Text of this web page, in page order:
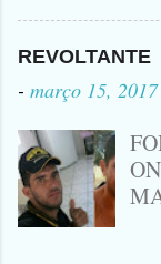
REVOLTANTE
- março 15, 2017